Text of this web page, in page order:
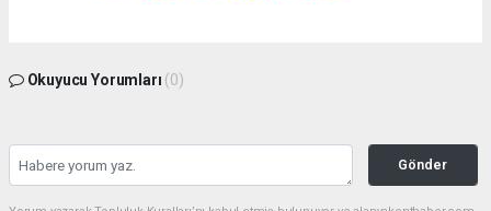
Okuyucu Yorumları (0)
Gönder